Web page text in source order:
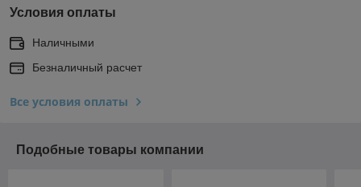
Условия оплаты
Наличными
Безналичный расчет
Все условия оплаты
Подобные товары компании